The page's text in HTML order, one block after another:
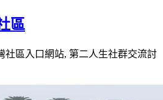
區
社區入口網站, 第二人生社群交流討